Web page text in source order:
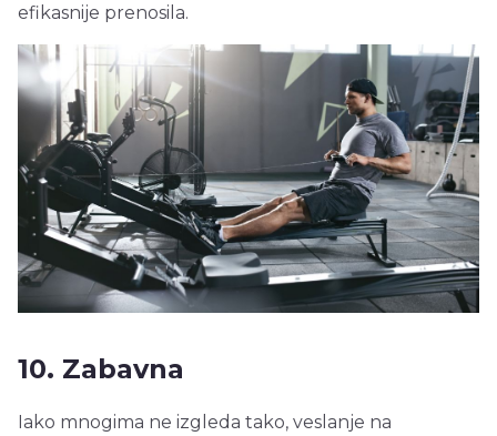
efikasnije prenosila.
10. Zabavna
Iako mnogima ne izgleda tako, veslanje na